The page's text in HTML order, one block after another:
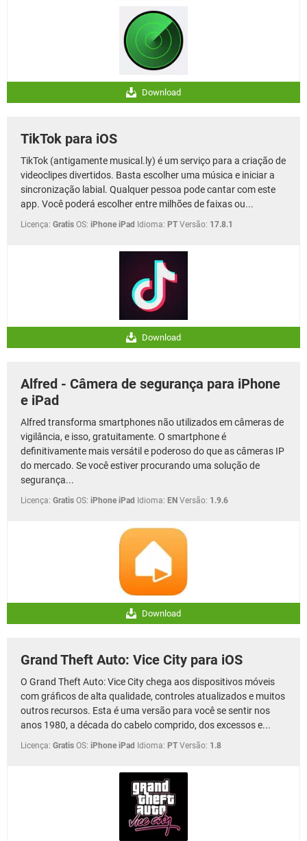
Download
TikTok para iOS
TikTok (antigamente musical.ly) é um serviço para a criação de
videoclipes divertidos. Basta escolher uma música e iniciar a
sincronização labial. Qualquer pessoa pode cantar com este
app. Você poderá escolher entre milhões de faixas ou...
Licença: Gratis OS: iPhone iPad Idioma: PT Versão: 17.8.1
Download
Alfred - Câmera de segurança para iPhone
e iPad
Alfred transforma smartphones não utilizados em câmeras de
vigilância, e isso, gratuitamente. O smartphone é
definitivamente mais versátil e poderoso do que as câmeras IP
do mercado. Se você estiver procurando uma solução de
segurança...
Licença: Gratis OS: iPhone iPad Idioma: EN Versão: 1.9.6
Download
Grand Theft Auto: Vice City para iOS
O Grand Theft Auto: Vice City chega aos dispositivos móveis
com gráficos de alta qualidade, controles atualizados e muitos
outros recursos. Esta é uma versão para você se sentir nos
anos 1980, a década do cabelo comprido, dos excessos e...
Licença: Gratis OS: iPhone iPad Idioma: PT Versão: 1.8